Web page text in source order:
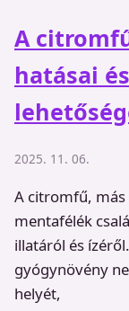
A
hatásai
2025. 11. 06.
A citromfű, más
mentafélék
illatáról és
gyógynövény
helyét,